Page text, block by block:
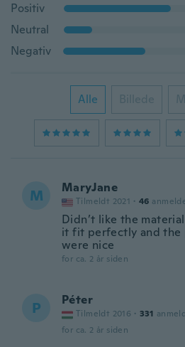
Positiv
Neutral
Negativ
Alle Billede
M MaryJane
Tilmeldt 2021 · 46
Didn’t like the
it fit perfectly and the
were nice
for ca. 2 år siden
P Péter
Tilmeldt 2016 · 331
for ca. 2 år siden